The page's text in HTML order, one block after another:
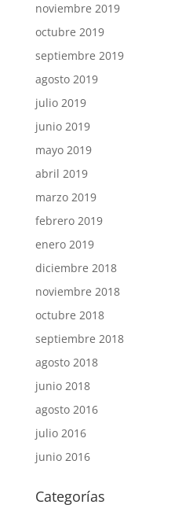
noviembre 2019
octubre 2019
septiembre 2019
agosto 2019
julio 2019
junio 2019
mayo 2019
abril 2019
marzo 2019
febrero 2019
enero 2019
diciembre 2018
noviembre 2018
octubre 2018
septiembre 2018
agosto 2018
junio 2018
agosto 2016
julio 2016
junio 2016
Categorías